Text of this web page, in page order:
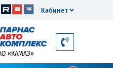
Кабинет
«КАМАЗ»